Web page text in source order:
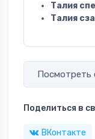
Талия
Талия
Посмотреть
Поделиться в
ВКонтакте